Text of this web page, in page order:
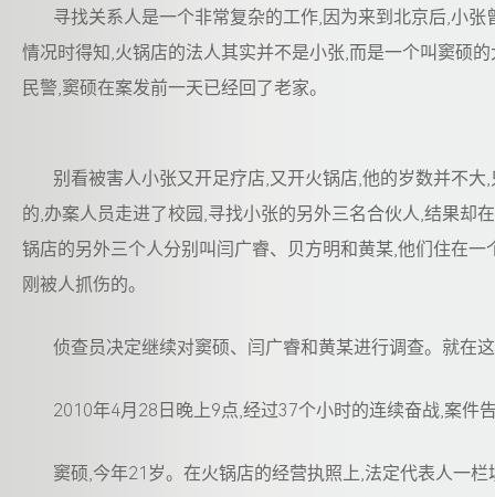
寻找关系人是一个非常复杂的工作,因为来到北京后,小
情况时得知,火锅店的法人其实并不是小张,而是一个叫窦硕
民警,窦硕在案发前一天已经回了老家。
别看被害人小张又开足疗店,又开火锅店,他的岁数并不
的,办案人员走进了校园,寻找小张的另外三名合伙人,结果却
锅店的另外三个人分别叫闫广睿、贝方明和黄某,他们住在
刚被人抓伤的。
侦查员决定继续对窦硕、闫广睿和黄某进行调查。就在
2010年4月28日晚上9点,经过37个小时的连续奋战,案件
窦硕,今年21岁。在火锅店的经营执照上,法定代表人一